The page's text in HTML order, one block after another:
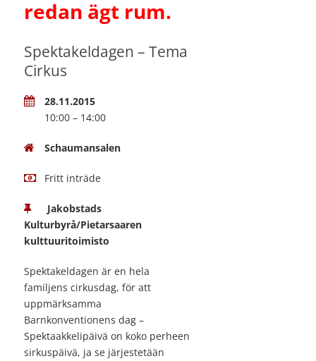
redan ägt rum.
Spektakeldagen – Tema
Cirkus
28.11.2015
10:00 – 14:00
Schaumansalen
Fritt inträde
Jakobstads
Kulturbyrå/Pietarsaaren
kulttuuritoimisto
Spektakeldagen är en hela
familjens cirkusdag, för att
uppmärksamma
Barnkonventionens dag –
Spektaakkelipäivä on koko perheen
sirkuspäivä, ja se järjestetään